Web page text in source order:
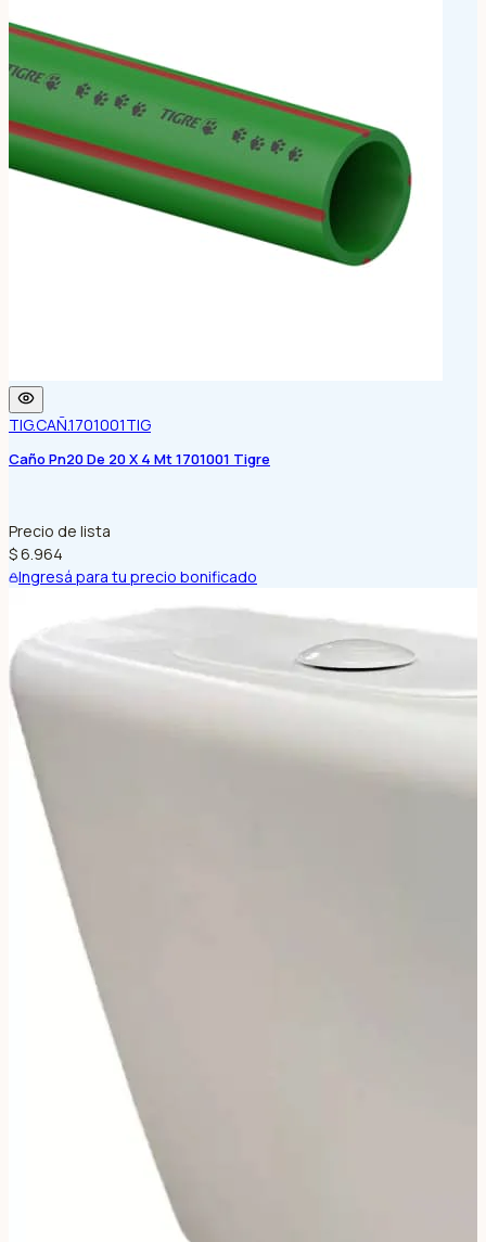
TIG.CAÑ.1701001TIG
Caño Pn20 De 20 X 4 Mt 1701001 Tigre
Precio de lista
$ 6.964
Ingresá para tu precio bonificado